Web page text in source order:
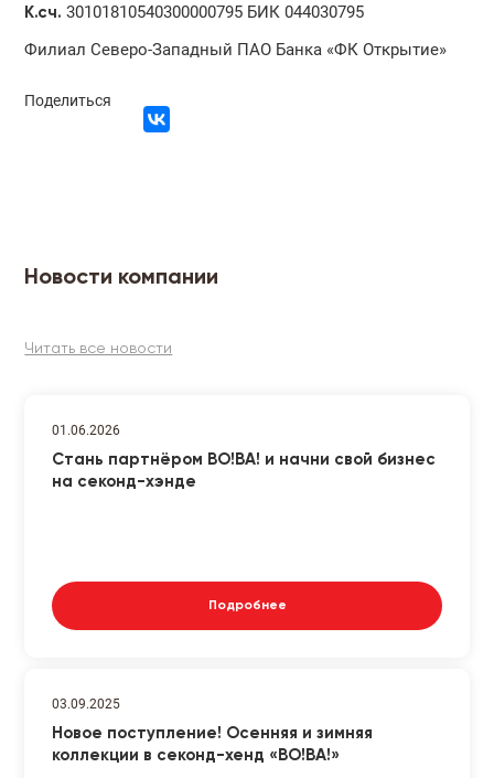
К.сч. 30101810540300000795 БИК 044030795
Филиал Северо-Западный ПАО Банка «ФК Открытие»
Поделиться
Новости компании
Читать все новости
01.06.2026
Стань партнёром ВО!ВА! и начни свой бизнес
на секонд-хэнде
Подробнее
03.09.2025
Новое поступление! Осенняя и зимняя
коллекции в секонд-хенд «ВО!ВА!»